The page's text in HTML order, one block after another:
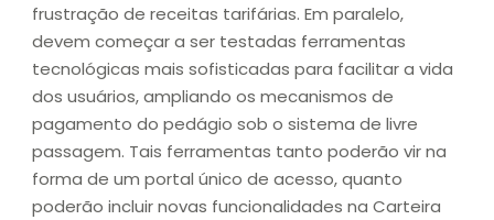
frustração de receitas tarifárias. Em paralelo,
devem começar a ser testadas ferramentas
tecnológicas mais sofisticadas para facilitar a vida
dos usuários, ampliando os mecanismos de
pagamento do pedágio sob o sistema de livre
passagem. Tais ferramentas tanto poderão vir na
forma de um portal único de acesso, quanto
poderão incluir novas funcionalidades na Carteira